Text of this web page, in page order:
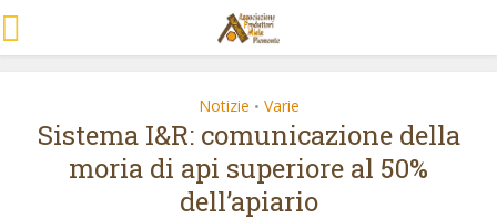
Notizie • Varie
Sistema I&R: comunicazione della
moria di api superiore al 50%
dell’apiario